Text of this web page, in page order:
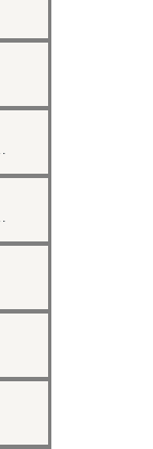
de versement
la Trésorerie